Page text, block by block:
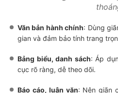
Văn bản hành chính: Dùng
gian và đảm bảo tính trang
Bảng biểu, danh sách: Áp
cục rõ ràng, dễ theo dõi.
Báo cáo, luận văn: Nên giãn